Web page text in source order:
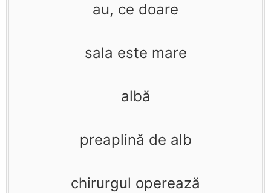
au, ce doare
sala este mare
albă
preaplină de alb
chirurgul operează